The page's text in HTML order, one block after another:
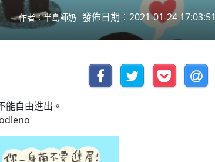
作者：半島師奶 發佈日期：2021-01-24 17:03:51
能自由進出。